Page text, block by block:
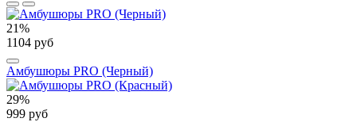
21%
1104 руб
Амбушюры PRO (Черный)
29%
999 руб